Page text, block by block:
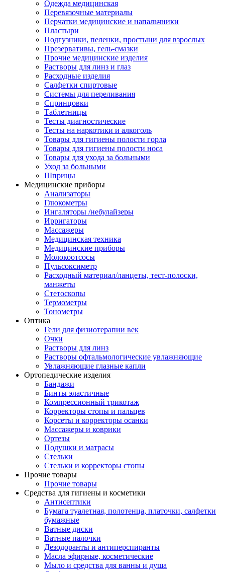
Одежда медицинская
Перевязочные материалы
Перчатки медицинские и напальчники
Пластыри
Подгузники, пеленки, простыни для взрослых
Презервативы, гель-смазки
Прочие медицинские изделия
Растворы для линз и глаз
Расходные изделия
Салфетки спиртовые
Системы для переливания
Спринцовки
Таблетницы
Тесты диагностические
Тесты на наркотики и алкоголь
Товары для гигиены полости горла
Товары для гигиены полости носа
Товары для ухода за больными
Уход за больными
Шприцы
Медицинские приборы
Анализаторы
Глюкометры
Ингаляторы /небулайзеры
Ирригаторы
Массажеры
Медицинская техника
Медицинские приборы
Молокоотсосы
Пульсоксиметр
Расходный материал/ланцеты, тест-полоски,
манжеты
Стетоскопы
Термометры
Тонометры
Оптика
Гели для физиотерапии век
Очки
Растворы для линз
Растворы офтальмологические увлажняющие
Увлажняющие глазные капли
Ортопедические изделия
Бандажи
Бинты эластичные
Компрессионный трикотаж
Корректоры стопы и пальцев
Корсеты и корректоры осанки
Массажеры и коврики
Ортезы
Подушки и матрасы
Стельки
Стельки и корректоры стопы
Прочие товары
Прочие товары
Средства для гигиены и косметики
Антисептики
Бумага туалетная, полотенца, платочки, салфетки
бумажные
Ватные диски
Ватные палочки
Дезодоранты и антиперспиранты
Масла эфирные, косметические
Мыло и средства для ванны и душа